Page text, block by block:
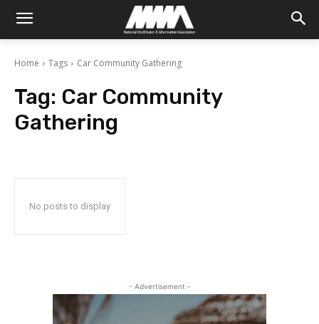
Home Tags Car Community Gathering
Tag: Car Community
Gathering
No posts to display
- Advertisement -